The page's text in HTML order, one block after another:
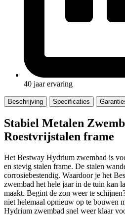
40 jaar ervaring
Beschrijving Specificaties
Stabiel Metalen
Roestvrijstalen frame
Het Bestway Hydrium zwembad is
en stevig stalen frame. De stalen
corrosiebestendig. Waardoor je het
zwembad het hele jaar in de tuin kan
maakt. Begint de zon weer te
niet helemaal opnieuw op te bouwen
Hydrium zwembad snel weer klaar